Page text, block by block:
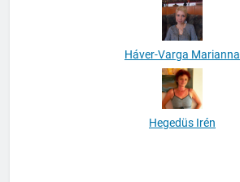
Háver-Varga Marianna
Hegedüs Irén